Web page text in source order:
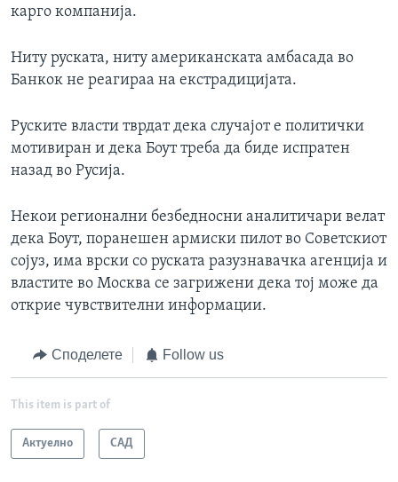
карго компанија.
Ниту руската, ниту американската амбасада во
Банкок не реагираа на екстрадицијата.
Руските власти тврдат дека случајот е политички
мотивиран и дека Боут треба да биде испратен
назад во Русија.
Некои регионални безбедносни аналитичари велат
дека Боут, поранешен армиски пилот во Советскиот
сојуз, има врски со руската разузнавачка агенција и
властите во Москва се загрижени дека тој може да
открие чувствителни информации.
Споделете Follow us
This item is part of
Актуелно САД